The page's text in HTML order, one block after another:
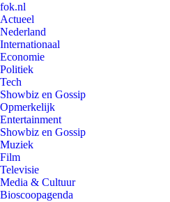
fok.nl
Actueel
Nederland
Internationaal
Economie
Politiek
Tech
Showbiz en Gossip
Opmerkelijk
Entertainment
Showbiz en Gossip
Muziek
Film
Televisie
Media & Cultuur
Bioscoopagenda